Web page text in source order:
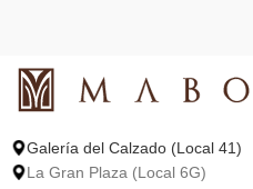
Galería del Calzado (Local 41)
La Gran Plaza (Local 6G)